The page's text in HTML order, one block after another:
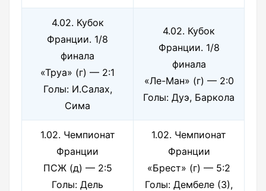
4.02. Кубок
Франции. 1/8
финала
«Труа» (г) — 2:1
Голы: И.Салах,
Сима
4.02. Кубок
Франции. 1/8
финала
«Ле-Ман» (г) — 2:0
Голы: Дуэ, Баркола
1.02. Чемпионат
Франции
ПСЖ (д) — 2:5
Голы: Дель
1.02. Чемпионат
Франции
«Брест» (г) — 5:2
Голы: Дембеле (3),